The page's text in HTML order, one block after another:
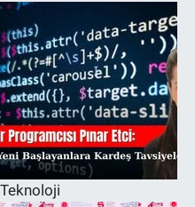
Teknoloji